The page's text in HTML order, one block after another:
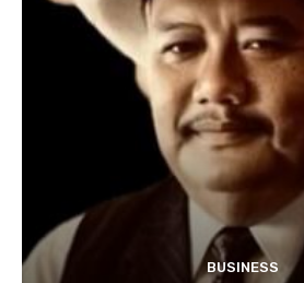
BUSINESS